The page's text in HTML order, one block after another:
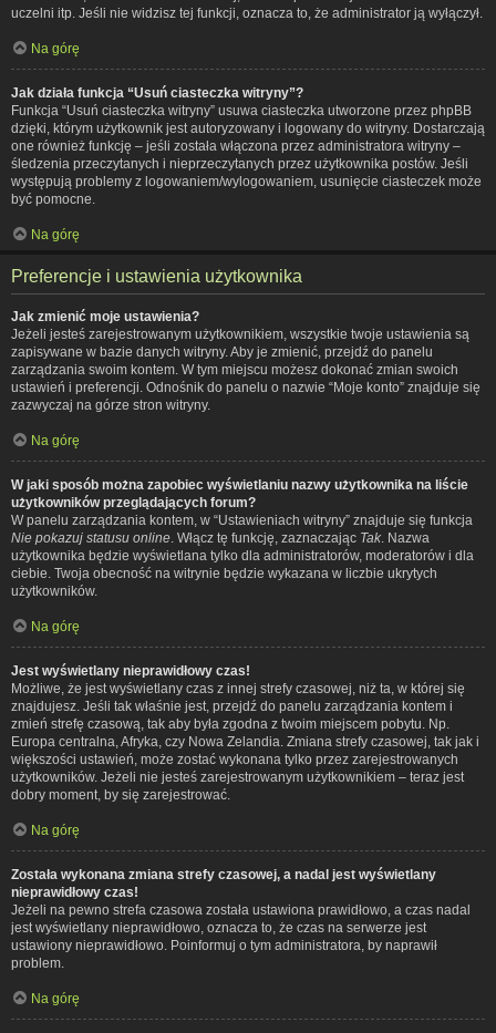
uczelni itp. Jeśli nie widzisz tej funkcji, oznacza to, że administrator ją wyłączył.
Na górę
Jak działa funkcja “Usuń ciasteczka witryny”?
Funkcja “Usuń ciasteczka witryny” usuwa ciasteczka utworzone przez phpBB
dzięki, którym użytkownik jest autoryzowany i logowany do witryny. Dostarczają
one również funkcję – jeśli została włączona przez administratora witryny –
śledzenia przeczytanych i nieprzeczytanych przez użytkownika postów. Jeśli
występują problemy z logowaniem/wylogowaniem, usunięcie ciasteczek może
być pomocne.
Na górę
Preferencje i ustawienia użytkownika
Jak zmienić moje ustawienia?
Jeżeli jesteś zarejestrowanym użytkownikiem, wszystkie twoje ustawienia są
zapisywane w bazie danych witryny. Aby je zmienić, przejdź do panelu
zarządzania swoim kontem. W tym miejscu możesz dokonać zmian swoich
ustawień i preferencji. Odnośnik do panelu o nazwie “Moje konto” znajduje się
zazwyczaj na górze stron witryny.
Na górę
W jaki sposób można zapobiec wyświetlaniu nazwy użytkownika na liście
użytkowników przeglądających forum?
W panelu zarządzania kontem, w “Ustawieniach witryny” znajduje się funkcja
Nie pokazuj statusu online . Włącz tę funkcję, zaznaczając Tak . Nazwa
użytkownika będzie wyświetlana tylko dla administratorów, moderatorów i dla
ciebie. Twoja obecność na witrynie będzie wykazana w liczbie ukrytych
użytkowników.
Na górę
Jest wyświetlany nieprawidłowy czas!
Możliwe, że jest wyświetlany czas z innej strefy czasowej, niż ta, w której się
znajdujesz. Jeśli tak właśnie jest, przejdź do panelu zarządzania kontem i
zmień strefę czasową, tak aby była zgodna z twoim miejscem pobytu. Np.
Europa centralna, Afryka, czy Nowa Zelandia. Zmiana strefy czasowej, tak jak i
większości ustawień, może zostać wykonana tylko przez zarejestrowanych
użytkowników. Jeżeli nie jesteś zarejestrowanym użytkownikiem – teraz jest
dobry moment, by się zarejestrować.
Na górę
Została wykonana zmiana strefy czasowej, a nadal jest wyświetlany
nieprawidłowy czas!
Jeżeli na pewno strefa czasowa została ustawiona prawidłowo, a czas nadal
jest wyświetlany nieprawidłowo, oznacza to, że czas na serwerze jest
ustawiony nieprawidłowo. Poinformuj o tym administratora, by naprawił
problem.
Na górę